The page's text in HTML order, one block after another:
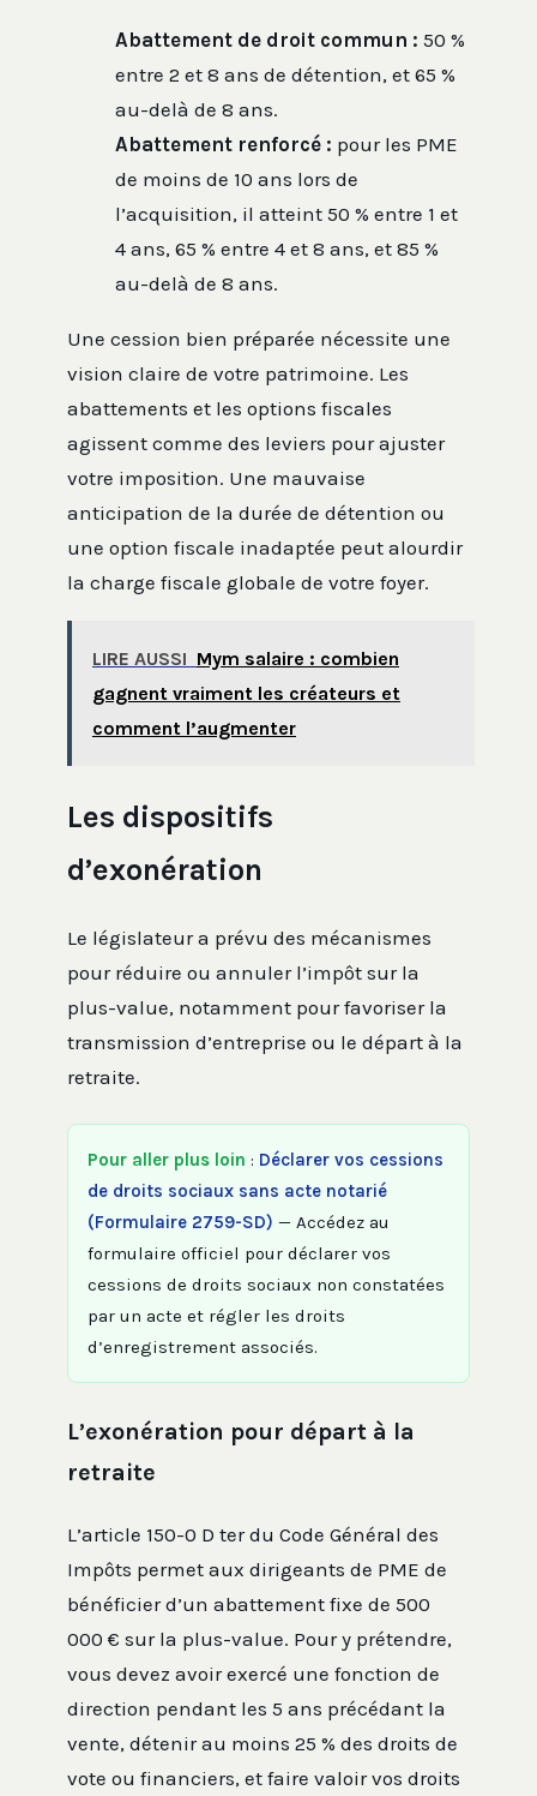
Abattement de droit commun : 50 %
entre 2 et 8 ans de détention, et 65 %
au-delà de 8 ans.
Abattement renforcé : pour les PME
de moins de 10 ans lors de
l’acquisition, il atteint 50 % entre 1 et
4 ans, 65 % entre 4 et 8 ans, et 85 %
au-delà de 8 ans.
Une cession bien préparée nécessite une
vision claire de votre patrimoine. Les
abattements et les options fiscales
agissent comme des leviers pour ajuster
votre imposition. Une mauvaise
anticipation de la durée de détention ou
une option fiscale inadaptée peut alourdir
la charge fiscale globale de votre foyer.
LIRE AUSSI Mym salaire : combien
gagnent vraiment les créateurs et
comment l’augmenter
Les dispositifs
d’exonération
Le législateur a prévu des mécanismes
pour réduire ou annuler l’impôt sur la
plus-value, notamment pour favoriser la
transmission d’entreprise ou le départ à la
retraite.
Pour aller plus loin : Déclarer vos cessions
de droits sociaux sans acte notarié
(Formulaire 2759-SD) — Accédez au
formulaire officiel pour déclarer vos
cessions de droits sociaux non constatées
par un acte et régler les droits
d’enregistrement associés.
L’exonération pour départ à la
retraite
L’article 150-0 D ter du Code Général des
Impôts permet aux dirigeants de PME de
bénéficier d’un abattement fixe de 500
000 € sur la plus-value. Pour y prétendre,
vous devez avoir exercé une fonction de
direction pendant les 5 ans précédant la
vente, détenir au moins 25 % des droits de
vote ou financiers, et faire valoir vos droits